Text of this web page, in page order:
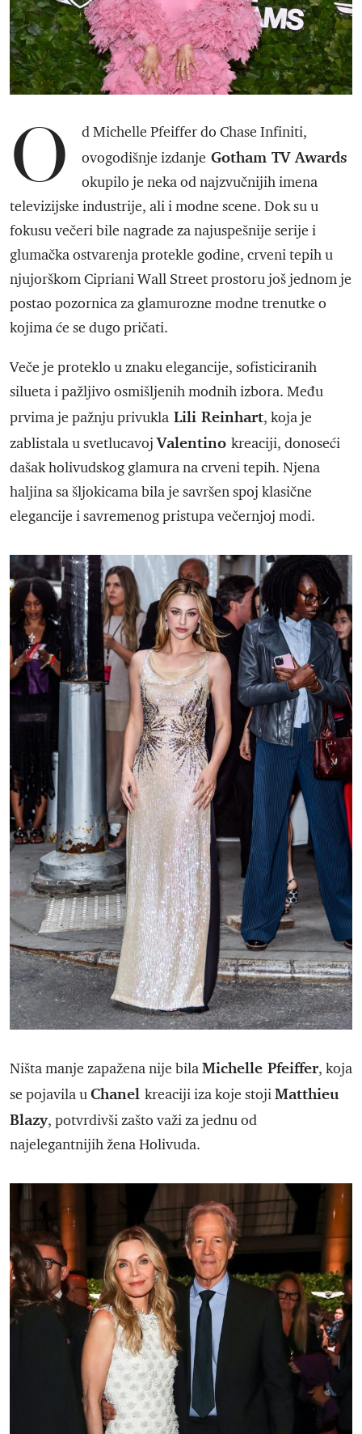
O
d Michelle Pfeiffer do Chase Infiniti,
ovogodišnje izdanje Gotham TV Awards
okupilo je neka od najzvučnijih imena
televizijske industrije, ali i modne scene. Dok su u
fokusu večeri bile nagrade za najuspešnije serije i
glumačka ostvarenja protekle godine, crveni tepih u
njujorškom Cipriani Wall Street prostoru još jednom je
postao pozornica za glamurozne modne trenutke o
kojima će se dugo pričati.
Veče je proteklo u znaku elegancije, sofisticiranih
silueta i pažljivo osmišljenih modnih izbora. Među
prvima je pažnju privukla Lili Reinhart, koja je
zablistala u svetlucavojValentino kreaciji, donoseći
dašak holivudskog glamura na crveni tepih. Njena
haljina sa šljokicama bila je savršen spoj klasične
elegancije i savremenog pristupa večernjoj modi.
Ništa manje zapažena nije bilaMichelle Pfeiffer, koja
se pojavila uChanel kreaciji iza koje stojiMatthieu
Blazy, potvrdivši zašto važi za jednu od
najelegantnijih žena Holivuda.